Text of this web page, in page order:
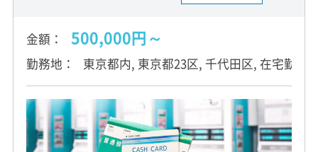
金額 500,000円～
勤務地 東京都内, 東京都23区, 千代田区, 在宅勤務